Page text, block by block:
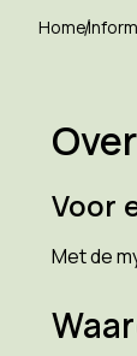
Home
Voor
Met de